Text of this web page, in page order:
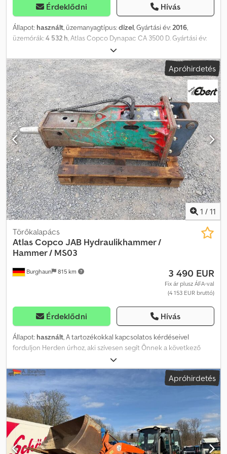
Érdeklődni Hívás
Állapot: használt, üzemanyagtípus:dízel, Gyártási év:2016,
üzemórák:4 532 h, Atlas Copco Dynapac CA 3500 D. Gyártási év:
2016. Üzemórák: 4532. Önsúly: 12 150 kg. Maximális önsúly: 15 600
kg. CE jelöléssel ellátott gép. 119 kW. Hengerhenger-szélesség:
2130 mm. Vibráció. Kamera. Joystick. Klímaberendezés.
Gumiabroncsok: 23.1-26, 70%-os állapotban. Hollandiai gép!
Azonosító szám: 296. A Heinhuis általános szerződési feltételei
érvényesek minden Heinhuis által közzétett hirdetésre, ajánlatra
és árajánlatra, valamint minden Heinhuis által kötött
megállapodásra és az azokat megelőző tárgyalásokra. Bármilyen
formában megadott válaszával elfogadja a Heinhuis általános
szerződési feltételeinek alkalmazhatóságát, és kijelenti, hogy
megismerte azokat. Áraink export nettó árak. = További
információk = Gyártási év: 2016 Hajtás: Kerékhajtás Üzemmód
szerinti önsúly: 12 150 kg CE jelölés: Igen Dcsdpfx Aozrwmcenrsk =
Céginformációk = További információkért:
Apróhirdetés
1 / 11
Burghaun 815 km
Törőkalapács
Atlas CopcoJAB Hydraulikhammer /
Hammer / MS03
3 490 EUR
Fix ár plusz ÁFA-val
(4 153 EUR bruttó)
Érdeklődni Hívás
Állapot: használt, A tartozékokkal kapcsolatos kérdéseivel
forduljon Herden úrhoz, aki szívesen segít Önnek a következő
telefonszámon: [telefonszám]. JAB hidraulikus kalapács / kalapács
/ MS03 / raktáron, azonnal elérhető Ár: 3.490,00 €, nettó / 4.153,10 €,
bruttó - Súly (kg): 336 - Hosszúság vésőszárral (mm): 1.500 -
Vésőszár átmérője (mm): 70 Felszereltség: - MS03 adapterlemez
Számos további adapterlemez (MS01 / MS03 / MS08 / CW05 /
CW10 / CW20 / OQ65 / OQ70/55 / stb.) raktáron, azonnal elérhető.
Raktárunkban nagyon széles választékban kínálunk különböző
tartozékokat, amelyek azonnal rendelkezésre állnak! Herden úr
(Tel.: [telefonszám]) szívesen segít Önnek. Kérésre szívesen
Apróhirdetés